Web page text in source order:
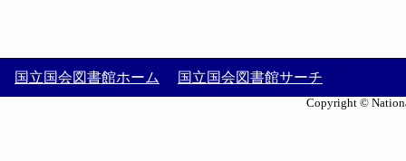
国立国会図書館ホーム 国立国会図書館サーチ
Copyright ©